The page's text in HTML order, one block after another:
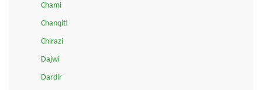
Chami
Chanqiti
Chirazi
Dajwi
Dardir